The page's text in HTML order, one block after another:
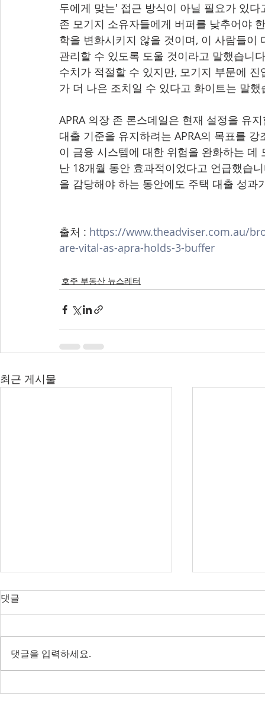
두에게 맞는' 접근 방식이 아닐 필요가 있
존 모기지 소유자들에게 버퍼를 낮추어야
학을 변화시키지 않을 것이며, 이 사람들
관리할 수 있도록 도울 것이라고 말했습니
수치가 적절할 수 있지만, 모기지 부문에
가 더 나은 조치일 수 있다고 화이트는 말했
APRA 의장 존 론스데일은 현재 설정을 유
대출 기준을 유지하려는 APRA의 목표를
이 금융 시스템에 대한 위험을 완화하는
난 18개월 동안 효과적이었다고 언급했습
을 감당해야 하는 동안에도 주택 대출 성과
출처 : https://www.theadviser.com.au/
are-vital-as-apra-holds-3-buffer
호주 부동산 뉴스레터
최근 게시물
오늘의 호주 뉴스 — 2026년 8
월 7일
전면 봉쇄
오늘의 호
댓글
댓글을 입력하세요.